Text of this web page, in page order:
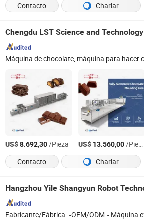
Contacto Charlar
Chengdu LST Science and
US$8.692,30/Pieza US$ 13.560,00/Pieza
Contacto
Charlar
Hangzhou Yile Shangyun Robot
Fabricante/Fábrica OEM/ODM Máquina expendedora, máquina expendedora de café, máquina de café, dispensador de café instantáneo,